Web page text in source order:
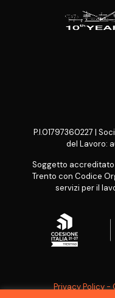
P.I.01797360227 |
del Lavoro:
Soggetto accreditato
Trento con Codice
servizi per il
Privacy Policy -